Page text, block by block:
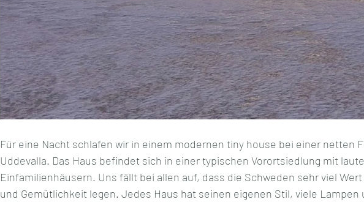
Für eine Nacht schlafen wir in einem modernen tiny house bei einer netten
Uddevalla. Das Haus befindet sich in einer typischen Vorortsiedlung mit
Einfamilienhäusern. Uns fällt bei allen auf, dass die Schweden sehr viel
und Gemütlichkeit legen. Jedes Haus hat seinen eigenen Stil, viele Lampen